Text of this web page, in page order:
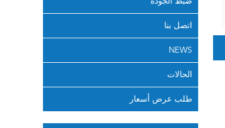
اتصل بنا
NEWS
الحالات
طلب عرض أسعار